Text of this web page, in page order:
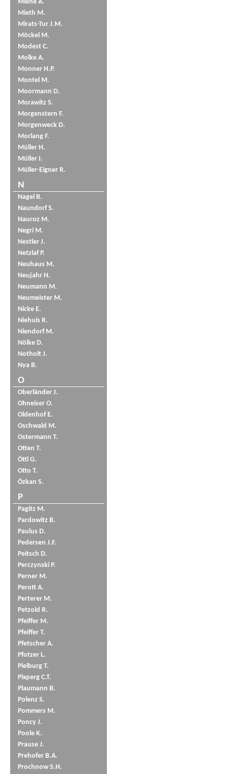
Miene A.
Mieth M.
Mirats-Tur J.M.
Möckel M.
Modest C.
Molke A.
Monner H.P.
Montel M.
Moormann D.
Morawitz S.
Morgenstern F.
Morgenweck D.
Morlang F.
Müller H.
Müller I.
Müller-Eigner R.
N
Nagel B.
Naundorf S.
Nauroz M.
Negri M.
Nestler J.
Netzlaf P.
Neuhaus M.
Neujahr H.
Neumann M.
Neumeister M.
Nicke E.
Niehuis R.
Niendorf M.
Nölke D.
Notholt J.
Nya B.
O
Oberländer J.
Ohneiser O.
Oldenhof E.
Oschwald M.
Ostermann T.
Otten T.
Öttl G.
Otto T.
Özkan S.
P
Pagitz M.
Pardowitz B.
Paulus D.
Pedersen J.F.
Peitsch D.
Perczynski P.
Perner M.
Perott A.
Perterer M.
Petzold R.
Pfeiffer M.
Pfeiffer T.
Pfetscher A.
Pfotzer L.
Pielburg T.
Pixperg C.T.
Plaumann B.
Polenz S.
Pommers M.
Poncy J.
Poole K.
Prause J.
Prehofer B.A.
Prochnow S.H.